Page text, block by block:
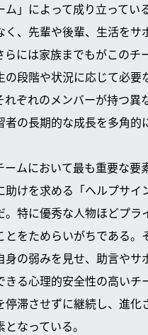
ム」によって成り立ってい
く、先輩や後輩、生活をサ
らには家族までもがこのチ
の段階や状況に応じて必要
れぞれのメンバーが持つ異
者の長期的な成長を多角的
ームにおいて最も重要な要
助けを求める「ヘルプサイ
。特に優秀な人物ほどプラ
とをためらいがちである。
身の弱みを見せ、助言やサ
きる心理的安全性の高いチ
停滞させずに継続し、進化
なっている。